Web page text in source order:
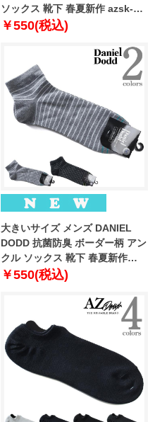
ソックス 靴下 春夏新作 azsk-
269008
￥550(税込)
大きいサイズ メンズ DANIEL
DODD 抗菌防臭 ボーダー柄 アン
クル ソックス 靴下 春夏新作
azsk-269010
￥550(税込)